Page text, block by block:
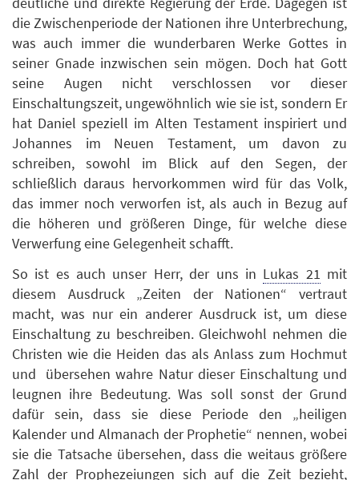
die Zwischenperiode der Nationen ihre Unterbrechung,
was auch immer die wunderbaren Werke Gottes in
seiner Gnade inzwischen sein mögen. Doch hat Gott
seine Augen nicht verschlossen vor dieser
Einschaltungszeit, ungewöhnlich wie sie ist, sondern Er
hat Daniel speziell im Alten Testament inspiriert und
Johannes im Neuen Testament, um davon zu
schreiben, sowohl im Blick auf den Segen, der
schließlich daraus hervorkommen wird für das Volk,
das immer noch verworfen ist, als auch in Bezug auf
die höheren und größeren Dinge, für welche diese
Verwerfung eine Gelegenheit schafft.
So ist es auch unser Herr, der uns in Lukas 21 mit
diesem Ausdruck „Zeiten der Nationen“ vertraut
macht, was nur ein anderer Ausdruck ist, um diese
Einschaltung zu beschreiben. Gleichwohl nehmen die
Christen wie die Heiden das als Anlass zum Hochmut
und übersehen wahre Natur dieser Einschaltung und
leugnen ihre Bedeutung. Was soll sonst der Grund
dafür sein, dass sie diese Periode den „heiligen
Kalender und Almanach der Prophetie“ nennen, wobei
sie die Tatsache übersehen, dass die weitaus größere
Zahl der Prophezeiungen sich auf die Zeit bezieht,